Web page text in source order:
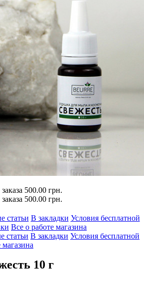
500.00 грн.
500.00 грн.
статьи В закладки Условия бесплатной
Все о работе магазина
статьи В закладки Условия бесплатной
магазина
10 г